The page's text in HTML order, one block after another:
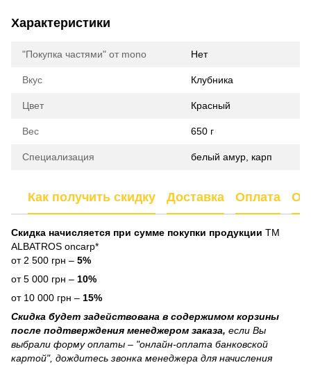
Характеристики
"Покупка частями" от mono Нет
Вкус Клубника
Цвет Красный
Вес 650 г
Специализация белый амур, карп
Как получить скидку Доставка Оплата
Скидка начисляется при сумме покупки продукции ТМ
ALBATROS oncarp*
от 2 500 грн – 5%
от 5 000 грн – 10%
от 10 000 грн – 15%
Скидка будет задействована в содержимом корзины
после подтверждения менеджером заказа, если Вы
выбрали форму оплаты – "онлайн-оплата банковской
картой", дождитесь звонка менеджера для начисления